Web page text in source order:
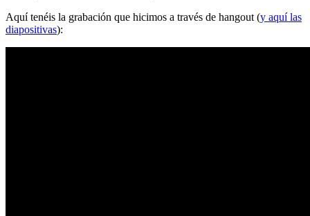
Aquí tenéis la grabación que hicimos a través de hangout (y aquí las
diapositivas):